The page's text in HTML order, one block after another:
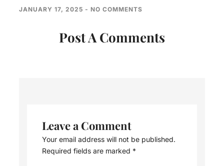
JANUARY 17, 2025 NO COMMENTS
Post A Comments
Leave a Comment
Your email address will not be published.
Required fields are marked *